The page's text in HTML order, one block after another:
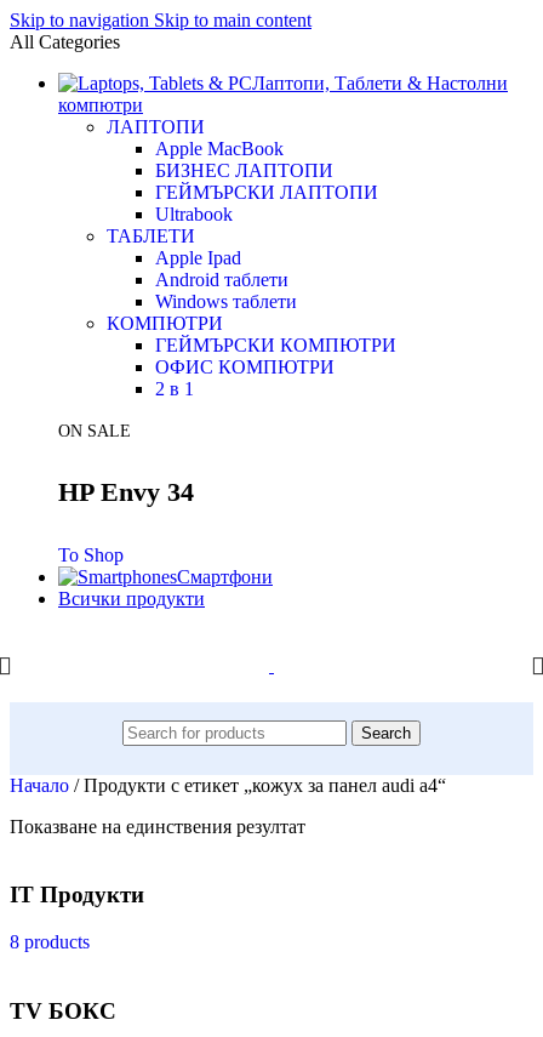
Skip to navigation Skip to main content
All Categories
Лаптопи, Таблети & Настолни
компютри
ЛАПТОПИ
Apple MacBook
БИЗНЕС ЛАПТОПИ
ГЕЙМЪРСКИ ЛАПТОПИ
Ultrabook
ТАБЛЕТИ
Apple Ipad
Android таблети
Windows таблети
КОМПЮТРИ
ГЕЙМЪРСКИ КОМПЮТРИ
ОФИС КОМПЮТРИ
2 в 1
ON SALE
HP Envy 34
To Shop
Смартфони
Всички продукти
Search
Начало / Продукти с етикет „кожух за панел audi a4“
Показване на единствения резултат
IT Продукти
8 products
TV БОКС